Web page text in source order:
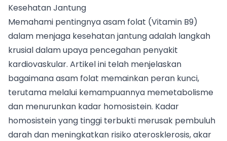
Kesehatan Jantung
Memahami pentingnya asam folat (Vitamin B9)
dalam menjaga kesehatan jantung adalah langkah
krusial dalam upaya pencegahan penyakit
kardiovaskular. Artikel ini telah menjelaskan
bagaimana asam folat memainkan peran kunci,
terutama melalui kemampuannya memetabolisme
dan menurunkan kadar homosistein. Kadar
homosistein yang tinggi terbukti merusak pembuluh
darah dan meningkatkan risiko aterosklerosis, akar